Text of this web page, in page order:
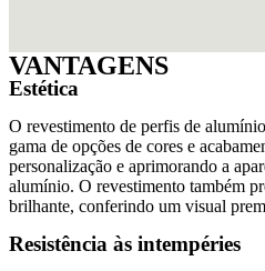
VANTAGENS
Estética
O revestimento de perfis de
gama de opções de cores e
personalização e aprimorando a
alumínio. O revestimento também
brilhante, conferindo um visual
Resistência às intempéries